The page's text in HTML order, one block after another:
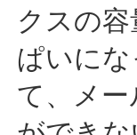
クスの
ぱいに
て、メ